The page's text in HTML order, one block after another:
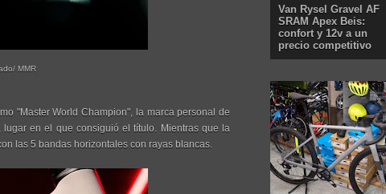
MMR
"Master World Champion", la marca personal de
en el que consiguió el título. Mientras que la
las 5 bandas horizontales con rayas blancas.
Van Rysel Gravel AF
SRAM Apex Beis:
confort y 12v a un
precio competitivo